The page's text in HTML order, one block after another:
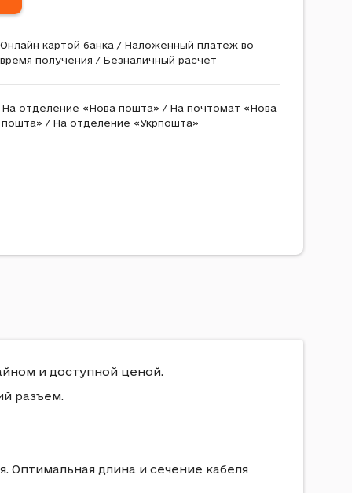
Онлайн картой банка / Наложенный платеж во
время получения / Безналичный расчет
На отделение «Нова пошта» / На почтомат «Нова
пошта» / На отделение «Укрпошта»
и доступной ценой.
разъем.
Оптимальная длина и сечение кабеля